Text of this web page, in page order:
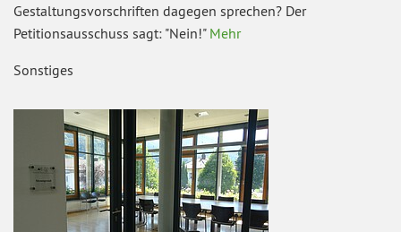
Gestaltungsvorschriften dagegen sprechen? Der
Petitionsausschuss sagt: "Nein!" Mehr
Sonstiges